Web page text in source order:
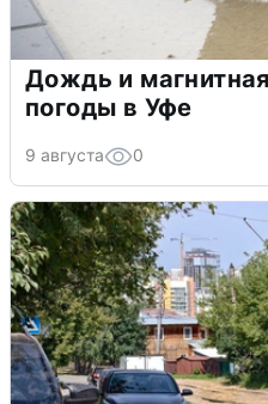
Дождь и
погоды в Уфе
9 августа 0